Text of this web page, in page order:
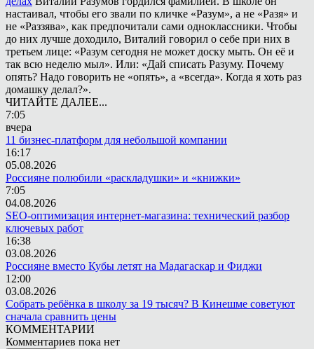
настаивал, чтобы его звали по кличке «Разум», а не «Разя» и
не «Раззява», как предпочитали сами одноклассники. Чтобы
до них лучше доходило, Виталий говорил о себе при них в
третьем лице: «Разум сегодня не может доску мыть. Он её и
так всю неделю мыл». Или: «Дай списать Разуму. Почему
опять? Надо говорить не «опять», а «всегда». Когда я хоть раз
домашку делал?».
ЧИТАЙТЕ ДАЛЕЕ...
7:05
вчера
11 бизнес-платформ для небольшой компании
16:17
05.08.2026
Россияне полюбили «раскладушки» и «книжки»
7:05
04.08.2026
SEO-оптимизация интернет-магазина: технический разбор
ключевых работ
16:38
03.08.2026
Россияне вместо Кубы летят на Мадагаскар и Фиджи
12:00
03.08.2026
Собрать ребёнка в школу за 19 тысяч? В Кинешме советуют
сначала сравнить цены
КОММЕНТАРИИ
Комментариев пока нет